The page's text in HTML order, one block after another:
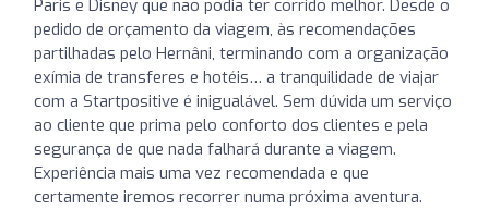
Paris e Disney que não podia ter corrido melhor. Desde o
pedido de orçamento da viagem, às recomendações
partilhadas pelo Hernâni, terminando com a organização
exímia de transferes e hotéis… a tranquilidade de viajar
com a Startpositive é inigualável. Sem dúvida um serviço
ao cliente que prima pelo conforto dos clientes e pela
segurança de que nada falhará durante a viagem.
Experiência mais uma vez recomendada e que
certamente iremos recorrer numa próxima aventura.